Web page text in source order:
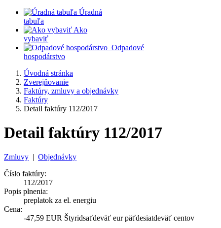
Úradná
tabuľa
Ako
vybaviť
Odpadové
hospodárstvo
Úvodná stránka
Zverejňovanie
Faktúry, zmluvy a objednávky
Faktúry
Detail faktúry 112/2017
Detail faktúry 112/2017
Zmluvy | Objednávky
Číslo faktúry:
112/2017
Popis plnenia:
preplatok za el. energiu
Cena:
-47,59 EUR Štyridsaťdeväť eur päťdesiatdeväť centov